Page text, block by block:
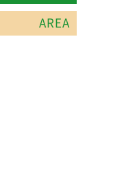
AREA